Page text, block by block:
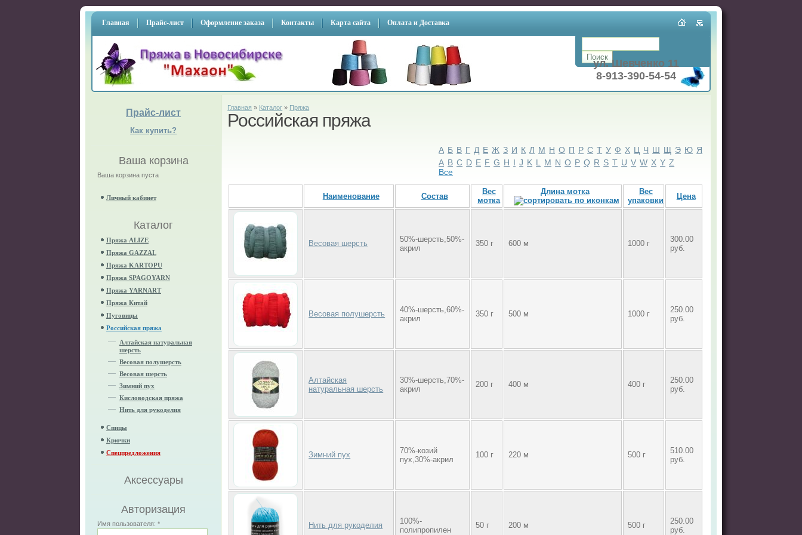
Главная Прайс-лист Оформление заказа Контакты Карта сайта Оплата и Доставка
ул. Шевченко 11
8-913-390-54-54
Прайс-лист
Как купить?
Ваша корзина
Ваша корзина пуста
Личный кабинет
Каталог
Пряжа ALIZE
Пряжа GAZZAL
Пряжа KARTOPU
Пряжа SPAGOYARN
Пряжа YARNART
Пряжа Китай
Пуговицы
Российская пряжа
Алтайская натуральная
шерсть
Весовая полушерсть
Весовая шерсть
Зимний пух
Кисловодская пряжа
Нить для рукоделия
Спицы
Крючки
Спецпредложения
Аксессуары
Авторизация
Имя пользователя:*
Главная » Каталог » Пряжа
Российская пряжа
А Б В Г Д Е Ж З И К Л М Н О П Р С Т У Ф Х Ц Ч Ш Щ Э Ю Я
A B C D E F G H I J K L M N O P Q R S T U V W X Y Z
Все
Наименование Состав
Вес
мотка
Длина мотка
Вес
упаковки
Цена
Весовая шерсть
50%-шерсть,50%-
акрил
350 г 600 м 1000 г
300.00
руб.
Весовая полушерсть
40%-шерсть,60%-
акрил
350 г 500 м 1000 г
250.00
руб.
Алтайская
натуральная шерсть
30%-шерсть,70%-
акрил
200 г 400 м 400 г
250.00
руб.
Зимний пух
70%-козий
пух,30%-акрил
100 г 220 м 500 г
510.00
руб.
Нить для рукоделия
100%-
полипропилен
50 г 200 м 500 г
250.00
руб.